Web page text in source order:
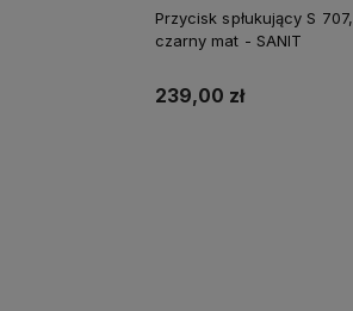
Przycisk spłukujący S 707,
czarny mat - SANIT
239,00 zł